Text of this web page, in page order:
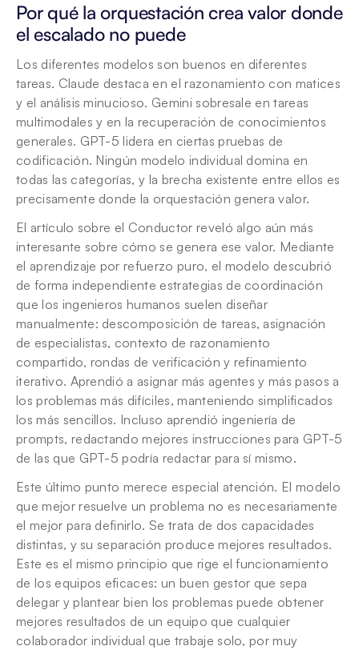
Por qué la orquestación crea valor donde
el escalado no puede
Los diferentes modelos son buenos en diferentes
tareas. Claude destaca en el razonamiento con matices
y el análisis minucioso. Gemini sobresale en tareas
multimodales y en la recuperación de conocimientos
generales. GPT-5 lidera en ciertas pruebas de
codificación. Ningún modelo individual domina en
todas las categorías, y la brecha existente entre ellos es
precisamente donde la orquestación genera valor.
El artículo sobre el Conductor reveló algo aún más
interesante sobre cómo se genera ese valor. Mediante
el aprendizaje por refuerzo puro, el modelo descubrió
de forma independiente estrategias de coordinación
que los ingenieros humanos suelen diseñar
manualmente: descomposición de tareas, asignación
de especialistas, contexto de razonamiento
compartido, rondas de verificación y refinamiento
iterativo. Aprendió a asignar más agentes y más pasos a
los problemas más difíciles, manteniendo simplificados
los más sencillos. Incluso aprendió ingeniería de
prompts, redactando mejores instrucciones para GPT-5
de las que GPT-5 podría redactar para sí mismo.
Este último punto merece especial atención. El modelo
que mejor resuelve un problema no es necesariamente
el mejor para definirlo. Se trata de dos capacidades
distintas, y su separación produce mejores resultados.
Este es el mismo principio que rige el funcionamiento
de los equipos eficaces: un buen gestor que sepa
delegar y plantear bien los problemas puede obtener
mejores resultados de un equipo que cualquier
colaborador individual que trabaje solo, por muy